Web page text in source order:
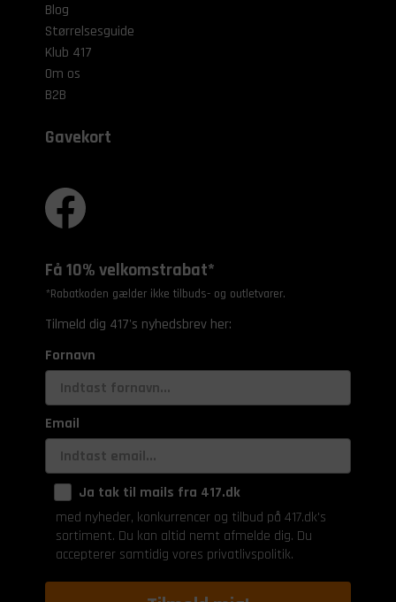
Blog
Størrelsesguide
Klub 417
Om os
B2B
Gavekort
Få 10% velkomstrabat*
*Rabatkoden gælder ikke tilbuds- og outletvarer.
Tilmeld dig 417's nyhedsbrev her:
Fornavn
Email
Ja tak til mails fra 417.dk
med nyheder, konkurrencer og tilbud på 417.dk's
sortiment. Du kan altid nemt afmelde dig. Du
accepterer samtidig vores privatlivspolitik.